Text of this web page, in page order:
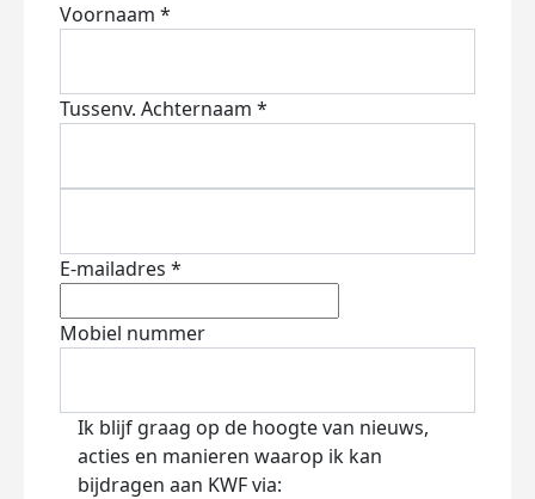
Voornaam *
Tussenv. Achternaam *
E-mailadres *
Mobiel nummer
Ik blijf graag op de hoogte van nieuws,
acties en manieren waarop ik kan
bijdragen aan KWF via: